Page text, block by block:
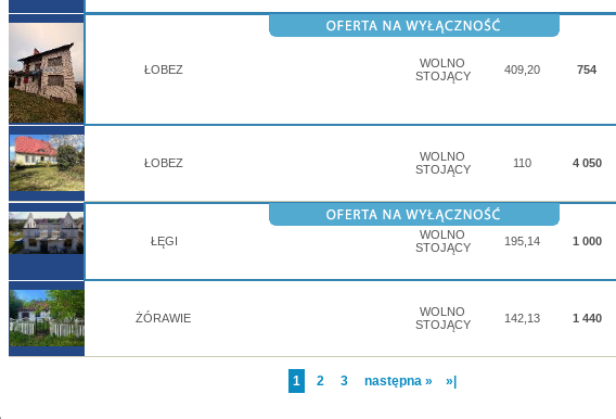
ŁOBEZ
WOLNO
STOJĄCY
409,20 754
ŁOBEZ
WOLNO
STOJĄCY
110 4 050
ŁĘGI
WOLNO
STOJĄCY
195,14 1 000
ŻÓRAWIE
WOLNO
STOJĄCY
142,13 1 440
1 2 3 następna » »|